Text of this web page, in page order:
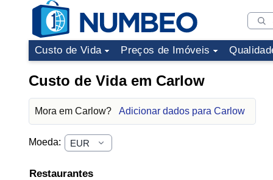
Custo de Vida Preços de Imóveis
Custo de Vida em Carlow
Mora em Carlow? Adicionar dados para Carlow
Moeda:
Restaurantes